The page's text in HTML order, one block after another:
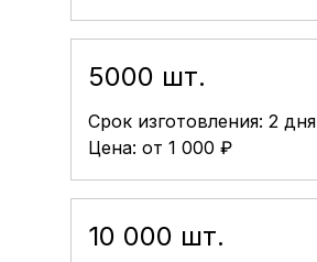
10 000 шт.
Срок изготовления: 2 дня
Цена: от 1 000 ₽
5000 шт.